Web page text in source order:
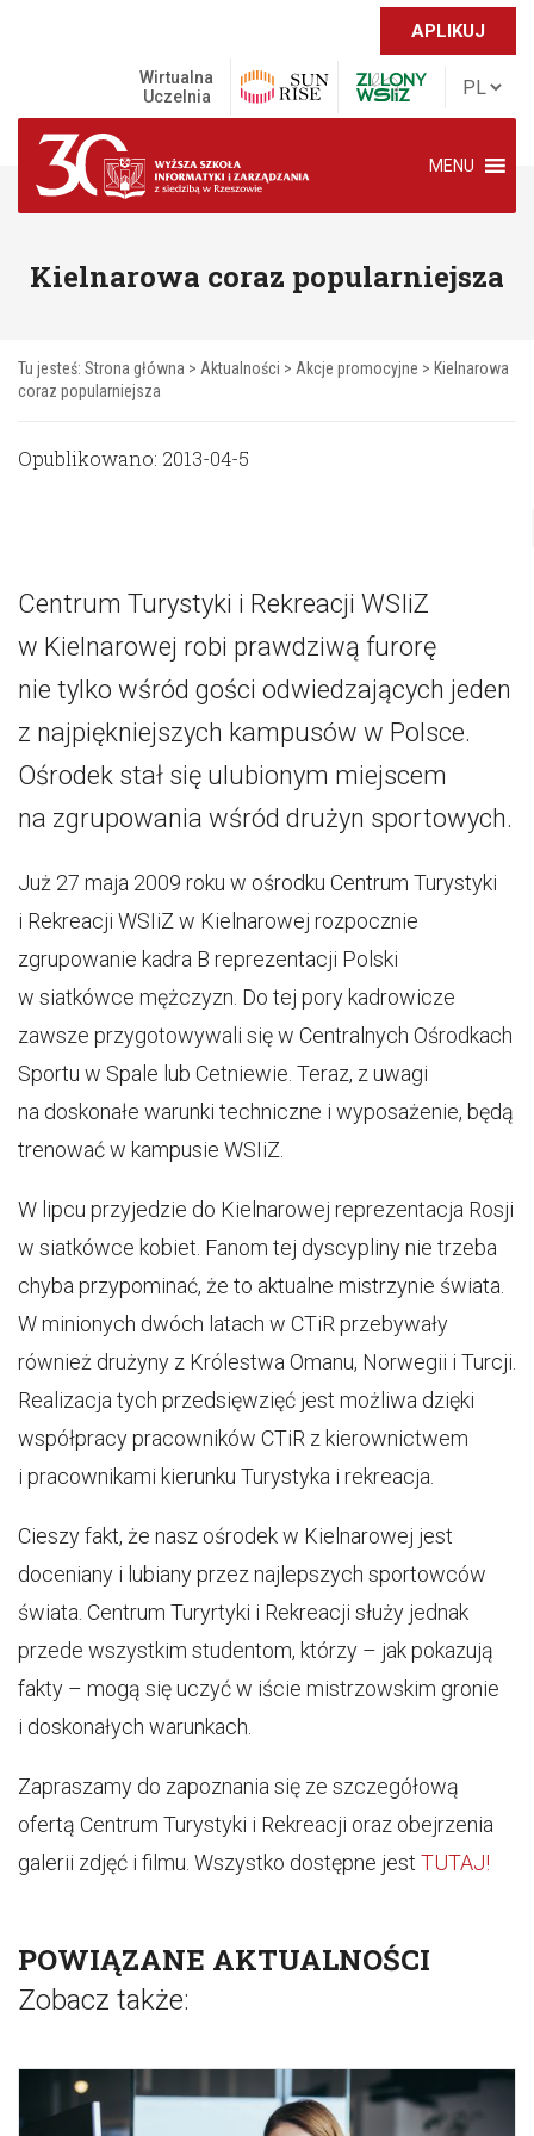
APLIKUJ
Wirtualna
Uczelnia
MENU
Kielnarowa coraz popularniejsza
Tu jesteś: Strona główna > Aktualności > Akcje promocyjne > Kielnarowa
coraz popularniejsza
Opublikowano: 2013-04-5
Centrum Turystyki i Rekreacji WSIiZ
w Kielnarowej robi prawdziwą furorę
nie tylko wśród gości odwiedzających jeden
z najpiękniejszych kampusów w Polsce.
Ośrodek stał się ulubionym miejscem
na zgrupowania wśród drużyn sportowych.
Już 27 maja 2009 roku w ośrodku Centrum Turystyki
i Rekreacji WSIiZ w Kielnarowej rozpocznie
zgrupowanie kadra B reprezentacji Polski
w siatkówce mężczyzn. Do tej pory kadrowicze
zawsze przygotowywali się w Centralnych Ośrodkach
Sportu w Spale lub Cetniewie. Teraz, z uwagi
na doskonałe warunki techniczne i wyposażenie, będą
trenować w kampusie WSIiZ.
W lipcu przyjedzie do Kielnarowej reprezentacja Rosji
w siatkówce kobiet. Fanom tej dyscypliny nie trzeba
chyba przypominać, że to aktualne mistrzynie świata.
W minionych dwóch latach w CTiR przebywały
również drużyny z Królestwa Omanu, Norwegii i Turcji.
Realizacja tych przedsięwzięć jest możliwa dzięki
współpracy pracowników CTiR z kierownictwem
i pracownikami kierunku Turystyka i rekreacja.
Cieszy fakt, że nasz ośrodek w Kielnarowej jest
doceniany i lubiany przez najlepszych sportowców
świata. Centrum Turyrtyki i Rekreacji służy jednak
przede wszystkim studentom, którzy – jak pokazują
fakty – mogą się uczyć w iście mistrzowskim gronie
i doskonałych warunkach.
Zapraszamy do zapoznania się ze szczegółową
ofertą Centrum Turystyki i Rekreacji oraz obejrzenia
galerii zdjęć i filmu. Wszystko dostępne jest TUTAJ!
POWIĄZANE AKTUALNOŚCI
Zobacz także: